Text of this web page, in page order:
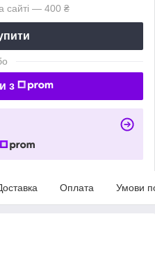
сайті — 400 ₴
з
Оплата Умови